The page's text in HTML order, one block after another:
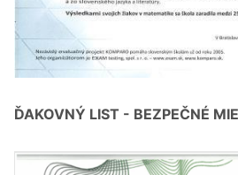
ĎAKOVNÝ LIST - BEZPEČNÉ